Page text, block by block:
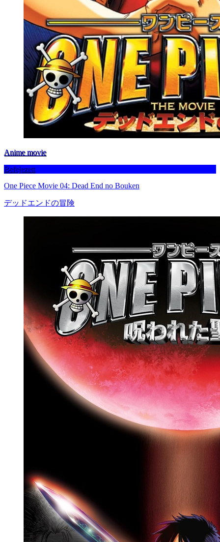
Anime movie
Befejezett
One Piece Movie 04: Dead End no Bouken
デッドエンドの冒険